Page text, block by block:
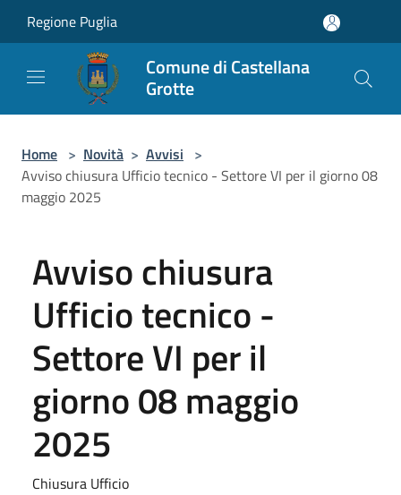
Regione Puglia
Comune di Castellana
Grotte
Home > Novità > Avvisi >
Avviso chiusura Ufficio tecnico - Settore VI per il giorno 08
maggio 2025
Avviso chiusura
Ufficio tecnico -
Settore VI per il
giorno 08 maggio
2025
Chiusura Ufficio